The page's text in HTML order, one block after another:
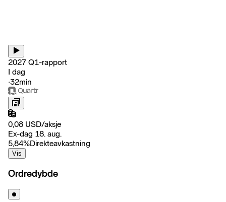
2027 Q1-rapport
I dag
‧32min
0,08 USD/aksje
Ex-dag 18. aug.
5,84%Direkteavkastning
Vis
Ordredybde